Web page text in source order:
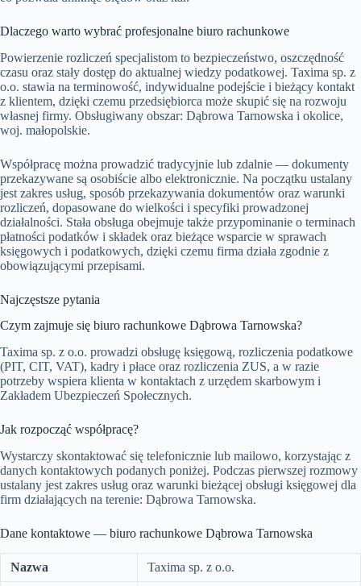
Dlaczego warto wybrać profesjonalne biuro rachunkowe
Powierzenie rozliczeń specjalistom to bezpieczeństwo, oszczędność
czasu oraz stały dostęp do aktualnej wiedzy podatkowej. Taxima sp. z
o.o. stawia na terminowość, indywidualne podejście i bieżący kontakt
z klientem, dzięki czemu przedsiębiorca może skupić się na rozwoju
własnej firmy. Obsługiwany obszar: Dąbrowa Tarnowska i okolice,
woj. małopolskie.
Współpracę można prowadzić tradycyjnie lub zdalnie — dokumenty
przekazywane są osobiście albo elektronicznie. Na początku ustalany
jest zakres usług, sposób przekazywania dokumentów oraz warunki
rozliczeń, dopasowane do wielkości i specyfiki prowadzonej
działalności. Stała obsługa obejmuje także przypominanie o terminach
płatności podatków i składek oraz bieżące wsparcie w sprawach
księgowych i podatkowych, dzięki czemu firma działa zgodnie z
obowiązującymi przepisami.
Najczęstsze pytania
Czym zajmuje się biuro rachunkowe Dąbrowa Tarnowska?
Taxima sp. z o.o. prowadzi obsługę księgową, rozliczenia podatkowe
(PIT, CIT, VAT), kadry i płace oraz rozliczenia ZUS, a w razie
potrzeby wspiera klienta w kontaktach z urzędem skarbowym i
Zakładem Ubezpieczeń Społecznych.
Jak rozpocząć współpracę?
Wystarczy skontaktować się telefonicznie lub mailowo, korzystając z
danych kontaktowych podanych poniżej. Podczas pierwszej rozmowy
ustalany jest zakres usług oraz warunki bieżącej obsługi księgowej dla
firm działających na terenie: Dąbrowa Tarnowska.
Dane kontaktowe — biuro rachunkowe Dąbrowa Tarnowska
Nazwa Taxima sp. z o.o.